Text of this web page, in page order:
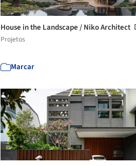
House in the Landscape / Niko Architect
Projetos
Marcar